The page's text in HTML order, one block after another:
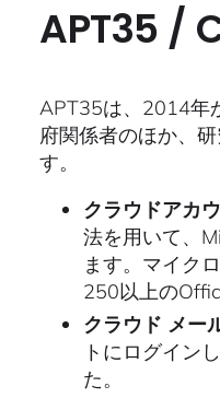
APT35 /
APT35は、2014年
府関係者のほか、
す。
クラウドアカ
法を用いて、
ます。マイク
250以上の
クラウド メー
トにログイン
た。